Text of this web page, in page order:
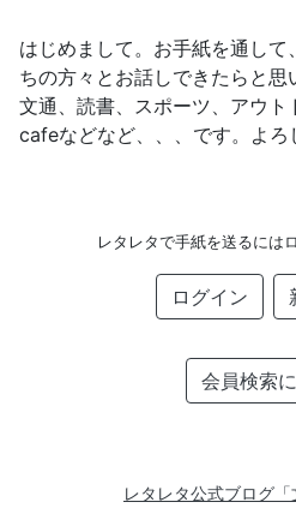
はじめまして。お手紙を通し
ちの方々とお話しできたらと思
文通、読書、スポーツ、アウト
cafeなどなど、、、です。よろ
レタレタで手紙を送るには
ログイン
会員検索
レタレタ公式ブログ「